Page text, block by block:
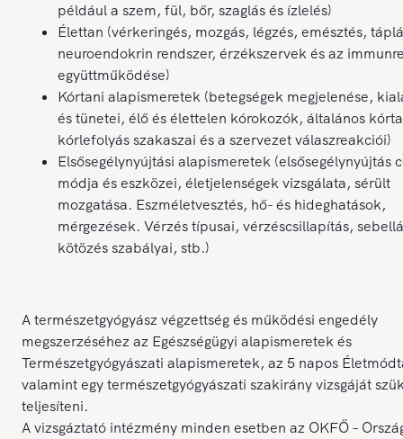
például a szem, fül, bőr, szaglás és ízlelés)
Élettan (vérkeringés, mozgás, légzés, emésztés,
neuroendokrin rendszer, érzékszervek és az
együttműködése)
Kórtani alapismeretek (betegségek megjelenése,
és tünetei, élő és élettelen kórokozók, általános
kórlefolyás szakaszai és a szervezet válaszreakciói)
Elsősegélynyújtási alapismeretek (elsősegélynyújtás
módja és eszközei, életjelenségek vizsgálata, sérült
mozgatása. Eszméletvesztés, hő- és hideghatások,
mérgezések. Vérzés típusai, vérzéscsillapítás,
kötözés szabályai, stb.)
A természetgyógyász végzettség és működési engedély
megszerzéséhez az Egészségügyi alapismeretek és
Természetgyógyászati alapismeretek, az 5 napos
valamint egy természetgyógyászati szakirány vizsgáját
teljesíteni.
A vizsgáztató intézmény minden esetben az OKFŐ –